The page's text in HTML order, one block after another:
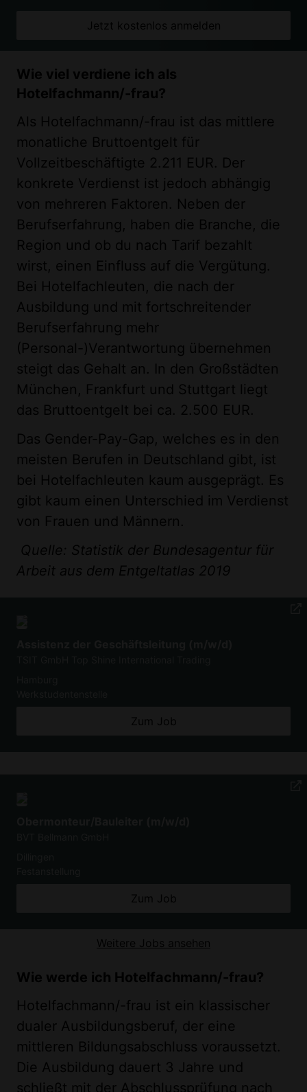
Jetzt kostenlos anmelden
Wie viel verdiene ich als
Hotelfachmann/-frau?
Als Hotelfachmann/-frau ist das mittlere
monatliche Bruttoentgelt für
Vollzeitbeschäftigte 2.211 EUR. Der
konkrete Verdienst ist jedoch abhängig
von mehreren Faktoren. Neben der
Berufserfahrung, haben die Branche, die
Region und ob du nach Tarif bezahlt
wirst, einen Einfluss auf die Vergütung.
Bei Hotelfachleuten, die nach der
Ausbildung und mit fortschreitender
Berufserfahrung mehr
(Personal-)Verantwortung übernehmen
steigt das Gehalt an. In den Großstädten
München, Frankfurt und Stuttgart liegt
das Bruttoentgelt bei ca. 2.500 EUR.
Das Gender-Pay-Gap, welches es in den
meisten Berufen in Deutschland gibt, ist
bei Hotelfachleuten kaum ausgeprägt. Es
gibt kaum einen Unterschied im Verdienst
von Frauen und Männern.
Quelle: Statistik der Bundesagentur für
Arbeit aus dem Entgeltatlas 2019
Zum Job
Zum Job
Weitere Jobs ansehen
Wie werde ich Hotelfachmann/-frau?
Hotelfachmann/-frau ist ein klassischer
dualer Ausbildungsberuf, der eine
mittleren Bildungsabschluss voraussetzt.
Die Ausbildung dauert 3 Jahre und
schließt mit der Abschlussprüfung nach